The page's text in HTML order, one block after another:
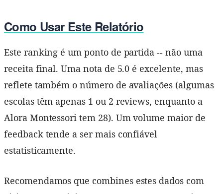
Como Usar Este Relatório
Este ranking é um ponto de partida -- não uma
receita final. Uma nota de 5.0 é excelente, mas
reflete também o número de avaliações (algumas
escolas têm apenas 1 ou 2 reviews, enquanto a
Alora Montessori tem 28). Um volume maior de
feedback tende a ser mais confiável
estatisticamente.
Recomendamos que combines estes dados com